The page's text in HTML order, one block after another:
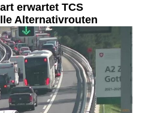
erwartet TCS
Alternativrouten